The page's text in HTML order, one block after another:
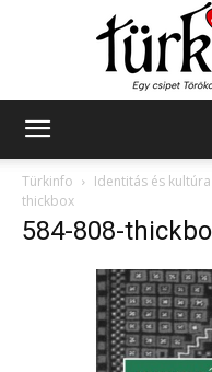
Türkinfo
Identitás és
thickbox
584-808-